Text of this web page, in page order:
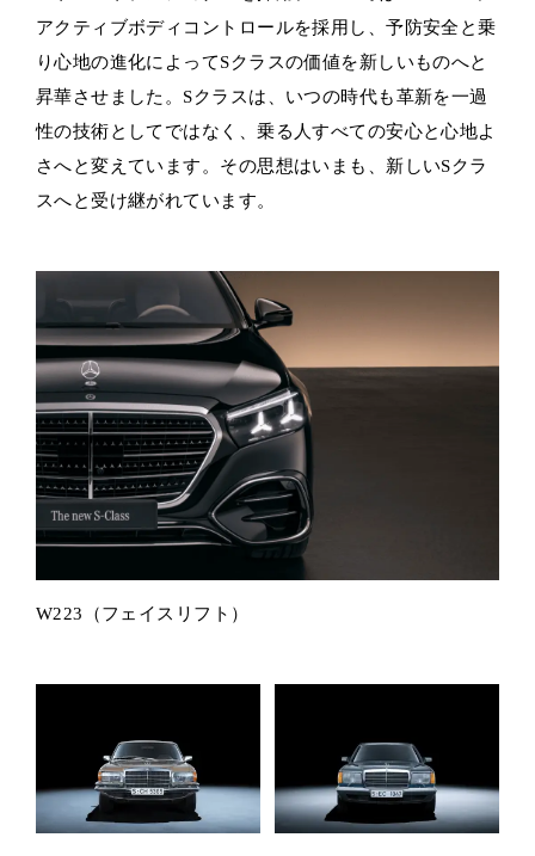
アクティブボディコントロールを採用し、予防安全と乗
り心地の進化によってSクラスの価値を新しいものへと
昇華させました。Sクラスは、いつの時代も革新を一過
性の技術としてではなく、乗る人すべての安心と心地よ
さへと変えています。その思想はいまも、新しいSクラ
スへと受け継がれています。
W223（フェイスリフト）